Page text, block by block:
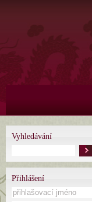
Vyhledávání
Přihlášení